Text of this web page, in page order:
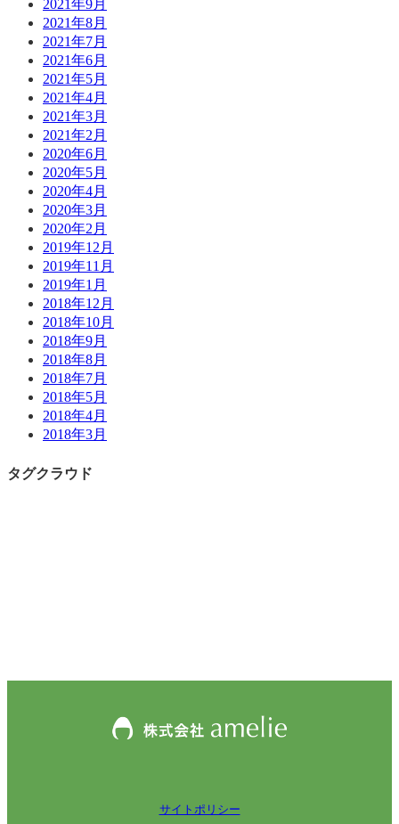
2021年9月
2021年8月
2021年7月
2021年6月
2021年5月
2021年4月
2021年3月
2021年2月
2020年6月
2020年5月
2020年4月
2020年3月
2020年2月
2019年12月
2019年11月
2019年1月
2018年12月
2018年10月
2018年9月
2018年8月
2018年7月
2018年5月
2018年4月
2018年3月
タグクラウド
サイトポリシー